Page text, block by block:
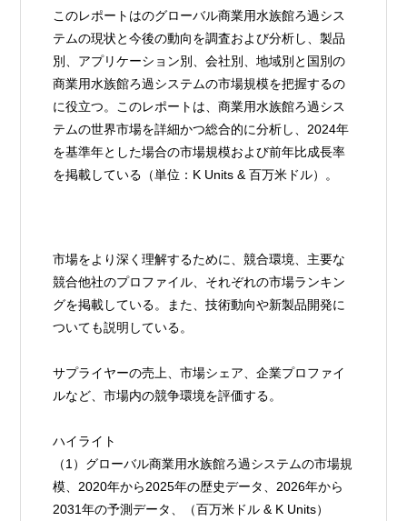
このレポートはのグローバル商業用水族館ろ過シス
テムの現状と今後の動向を調査および分析し、製品
別、アプリケーション別、会社別、地域別と国別の
商業用水族館ろ過システムの市場規模を把握するの
に役立つ。このレポートは、商業用水族館ろ過シス
テムの世界市場を詳細かつ総合的に分析し、2024年
を基準年とした場合の市場規模および前年比成長率
を掲載している（単位：K Units & 百万米ドル）。
市場をより深く理解するために、競合環境、主要な
競合他社のプロファイル、それぞれの市場ランキン
グを掲載している。また、技術動向や新製品開発に
ついても説明している。
サプライヤーの売上、市場シェア、企業プロファイ
ルなど、市場内の競争環境を評価する。
ハイライト
（1）グローバル商業用水族館ろ過システムの市場規
模、2020年から2025年の歴史データ、2026年から
2031年の予測データ、（百万米ドル & K Units）